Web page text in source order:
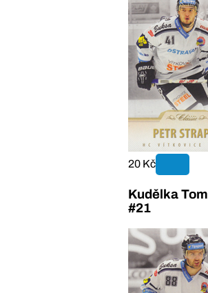
20 Kč
Kudělka
#21